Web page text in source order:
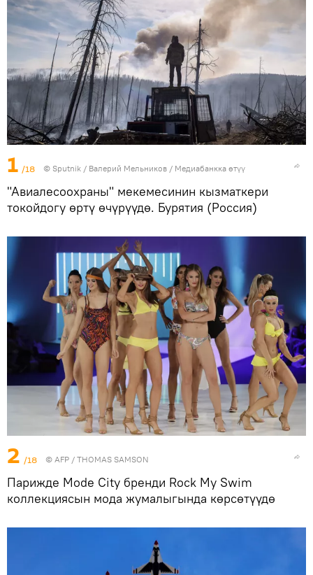
1 /18 © Sputnik / Валерий Мельников / Медиабанкка өтүү
"Авиалесоохраны" мекемесинин кызматкери
токойдогу өртү өчүрүүдө. Бурятия (Россия)
2 /18 © AFP / THOMAS SAMSON
Парижде Mode City бренди Rock My Swim
коллекциясын мода жумалыгында көрсөтүүдө